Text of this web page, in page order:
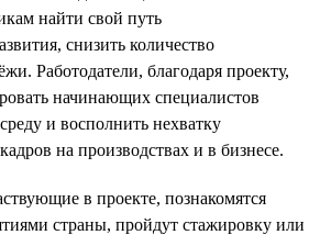
найти свой путь
снизить количество
Работодатели, благодаря проекту,
начинающих специалистов
и восполнить нехватку
на производствах и в бизнесе.
в проекте, познакомятся
страны, пройдут стажировку или